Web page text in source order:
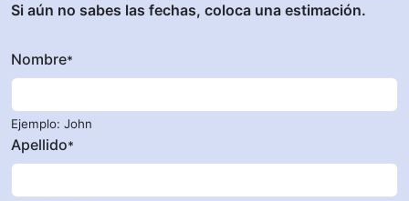
Si aún no sabes las fechas, coloca una estimación.
Nombre*
Ejemplo: John
Apellido*